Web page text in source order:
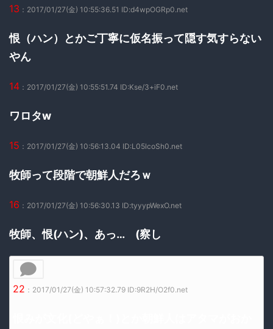
13 ：2017/01/27(金) 10:55:36.51 ID:d4wpOGRp0.net
恨（ハン）とかご丁寧に仮名振って隠す気すらない
やん
14 ：2017/01/27(金) 10:55:51.74 ID:Kse/3+iF0.net
ワロタw
15 ：2017/01/27(金) 10:56:13.04 ID:L05lcoSh0.net
牧師って段階で朝鮮人だろｗ
16 ：2017/01/27(金) 10:56:30.13 ID:tyyypWexO.net
牧師、恨(ハン)、あっ… (察し
22 ：2017/01/27(金) 10:57:32.79 ID:9R2H/O2f0.net